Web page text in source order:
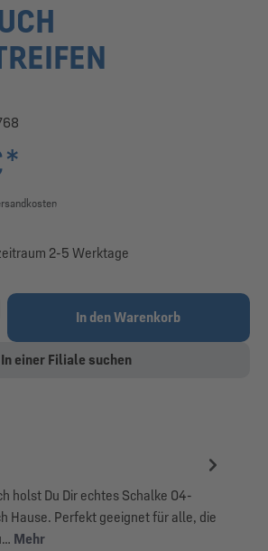
2-5 Werktage
Gib den gewünschten Wert ein
In den Warenkorb
In einer Filiale suchen
holst Du Dir echtes Schalke 04-
Hause. Perfekt geeignet für alle, die
Mehr